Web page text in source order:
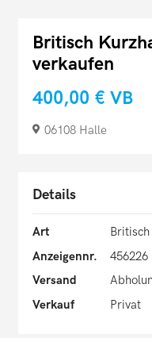
Britisch
verkaufen
400,00 € VB
06108 Halle
Details
Art
Anzeigennr.
456226
Versand
Verkauf
Privat